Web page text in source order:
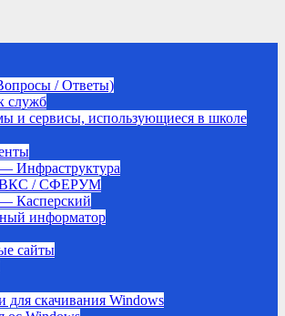
/ Ответы)
служб
и сервисы, использующиеся в школе
/ СФЕРУМ
информатор
сайты
для скачивания Windows